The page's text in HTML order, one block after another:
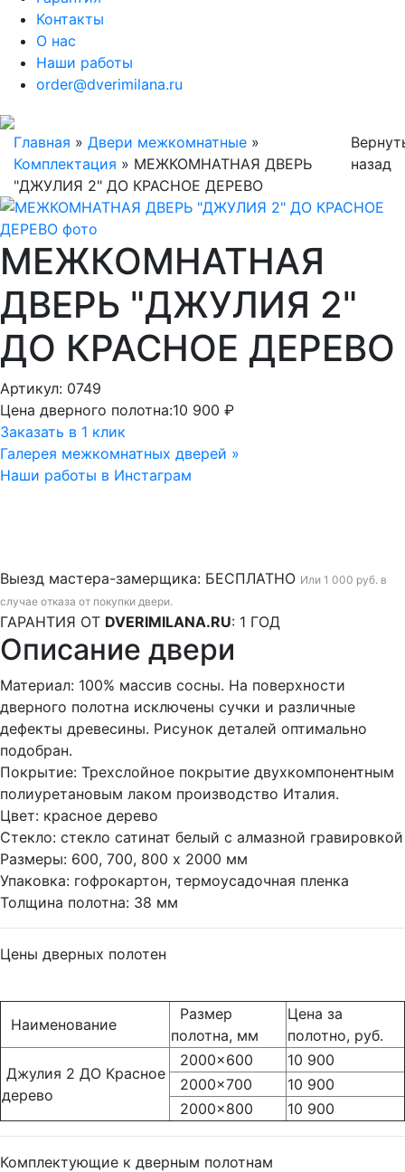
Контакты
О нас
Наши работы
order@dverimilana.ru
Главная » Двери межкомнатные »
Комплектация » МЕЖКОМНАТНАЯ ДВЕРЬ
"ДЖУЛИЯ 2" ДО КРАСНОЕ ДЕРЕВО
назад
МЕЖКОМНАТНАЯ
ДВЕРЬ "ДЖУЛИЯ 2"
ДО КРАСНОЕ ДЕРЕВО
Артикул: 0749
Цена дверного полотна:10 900 ₽
Заказать в 1 клик
Галерея межкомнатных дверей »
Наши работы в Инстаграм
Выезд мастера-замерщика: БЕСПЛАТНО Или 1 000 руб. в
случае отказа от покупки двери.
ГАРАНТИЯ ОТ DVERIMILANA.RU: 1 ГОД
Описание двери
Материал: 100% массив сосны. На поверхности
дверного полотна исключены сучки и различные
дефекты древесины. Рисунок деталей оптимально
подобран.
Покрытие: Трехслойное покрытие двухкомпонентным
полиуретановым лаком производство Италия.
Цвет: красное дерево
Стекло: стекло сатинат белый с алмазной гравировкой
Размеры: 600, 700, 800 х 2000 мм
Упаковка: гофрокартон, термоусадочная пленка
Толщина полотна: 38 мм
Цены дверных полотен
Наименование
Размер
полотна, мм
Цена за
полотно, руб.
Джулия 2 ДО Красное
дерево
2000x600
10 900
2000x700
10 900
2000x800
10 900
Комплектующие к дверным полотнам